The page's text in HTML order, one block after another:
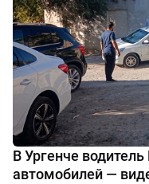
В Ургенче
автомобилей —